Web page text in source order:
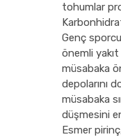
tohumlar
Genç
önemli yakıt
müsabaka
depolarını
müsabaka
düşmesini
Esmer